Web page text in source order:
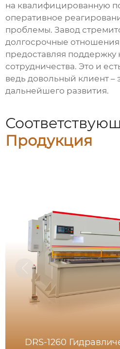
на квалифицированную
оперативное
проблемы. Завод
долгосрочные
предоставляя поддержку
сотрудничества. Это и
ведь довольный клиент –
дальнейшего развития.
Продукция
DRS-1260